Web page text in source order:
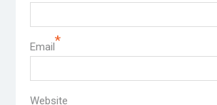
Email*
Website